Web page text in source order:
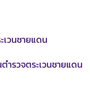
เวนชายแดน
ำรวจตระเวนชายแดน